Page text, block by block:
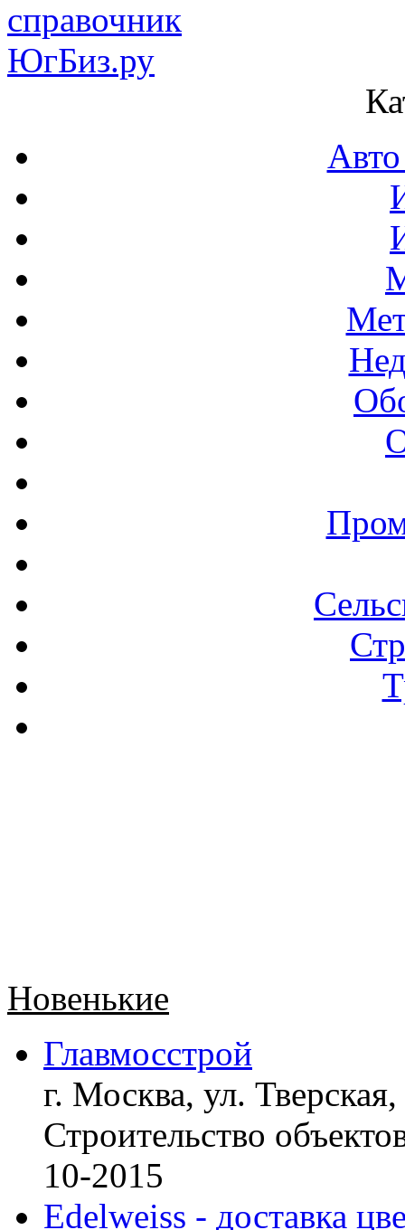
Новенькие
Главмосстрой
г. Москва, ул.
Строительство
10-2015
Edelweiss - доставка